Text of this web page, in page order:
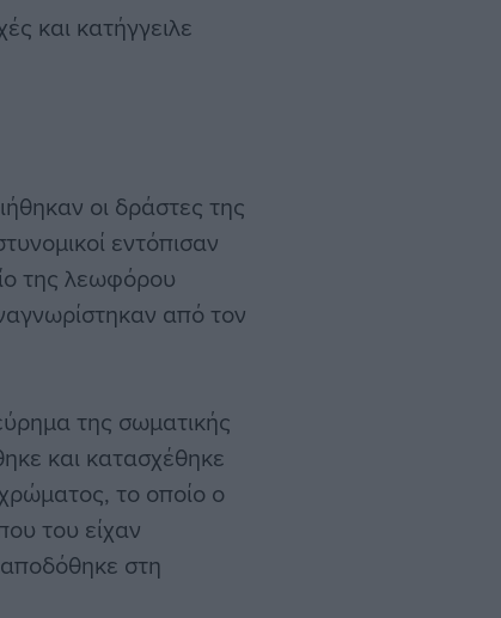
και κατήγγειλε
οι δράστες της
εντόπισαν
της λεωφόρου
από τον
της σωματικής
και κατασχέθηκε
το οποίο ο
του είχαν
στη